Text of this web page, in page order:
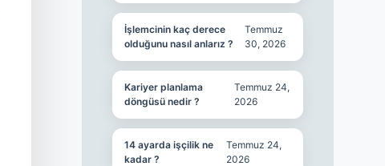
İşlemcinin kaç derece
olduğunu nasıl anlarız ?
Temmuz
30, 2026
Kariyer planlama
döngüsü nedir ?
Temmuz 24,
2026
14 ayarda işçilik ne
kadar ?
Temmuz 24,
2026